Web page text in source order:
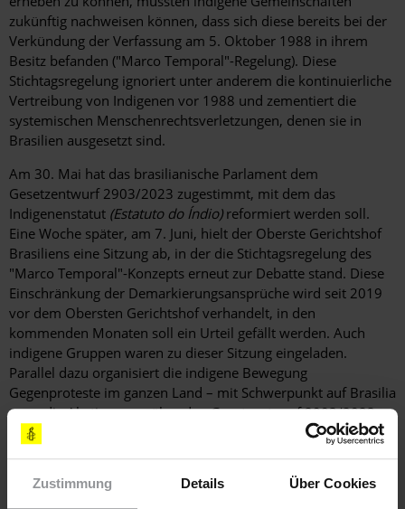
Zustimmung Details Über Cookies
zukünftig nachweisen können, dass sich diese bereits bei der
Verkündung der Verfassung am 5. Oktober 1988 in ihrem
Besitz befanden ("Marco Temporal"-Regelung). Diese
Stichtagsregelung ignoriert unter anderem die kontinuierliche
Vertreibung von Indigenen vor 1988 und zementiert die
systemischen Menschenrechtsverletzungen, denen sie in
Brasilien ausgesetzt sind.
Am 30. Mai hat das brasilianische Parlament dem
Gesetzentwurf 2903/2023 zugestimmt, mit dem das
Indigenenstatut (Estatuto do Índio) reformiert werden soll.
Eine Woche später, am 7. Juni, hielt der Oberste Gerichtshof
Brasiliens eine Sitzung ab, in der die Stichtagsregelung des
"Marco Temporal"-Konzepts erneut zur Debatte stand. Diese
Einschränkung der Demarkierungsansprüche wird seit 2019
vor dem Obersten Gerichtshof verhandelt, in den
kommenden Monaten soll ein Urteil gefällt werden. Auch
indigene Gruppen waren zu dieser Sitzung eingeladen.
Parallel dazu organisiert die indigene Bewegung
Gegenproteste im ganzen Land – mit Schwerpunkt auf Brasilia
– um die Abstimmung über den Gesetzentwurf 2903/2023 zu
verhindern. Es wird erwartet, dass der Gerichtshof den
gegen die Rechte der indigenen Bevölkerung verstößt.
Deswegen wird der – von
der Opposition dominierte –Senat